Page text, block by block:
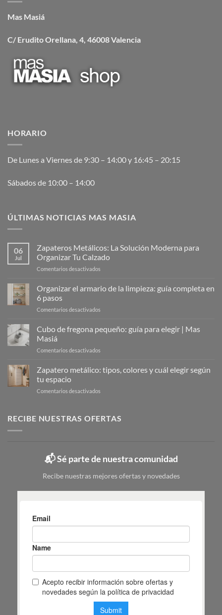
Mas Masiá
C/ Erudito Orellana, 4, 46008 Valencia
HORARIO
De Lunes a Viernes de 9:30 – 14:00 y 16:45 – 20:15
Sábados de 10:00 – 14:00
ÚLTIMAS NOTICIAS MAS MASIA
06
Jul
Zapateros Metálicos: La Solución Moderna para
Organizar Tu Calzado
Comentarios desactivados
Metálicos:
Organizar
Organizar el armario de la limpieza: guía completa en
6 pasos
Comentarios desactivados
armario
guía
Cubo de fregona pequeño: guía para elegir | Mas
Masiá
Comentarios desactivados
de
fregona
|
Zapatero metálico: tipos, colores y cuál elegir según
tu espacio
Comentarios desactivados
tipos,
según
espacio
RECIBE NUESTRAS OFERTAS
📬 Sé parte de nuestra comunidad
Recibe nuestras mejores ofertas y novedades